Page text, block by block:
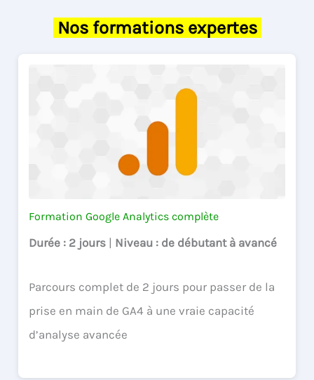
Nos formations expertes
Formation Google Analytics complète
Durée : 2 jours | Niveau : de débutant à avancé
Parcours complet de 2 jours pour passer de la
prise en main de GA4 à une vraie capacité
d’analyse avancée